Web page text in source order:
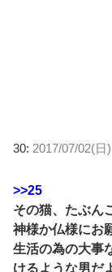
30: 2017/07/02(
>>25
その猫、たぶん
神様か仏様にお
生活の為の大事
けるような男だ